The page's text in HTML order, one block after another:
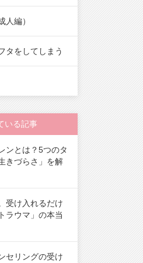
人編）
タをしてしまう
いる記事
ンとは？5つのタ
きづらさ」を解
受け入れるだけ
ラウマ」の本当
セリングの受け